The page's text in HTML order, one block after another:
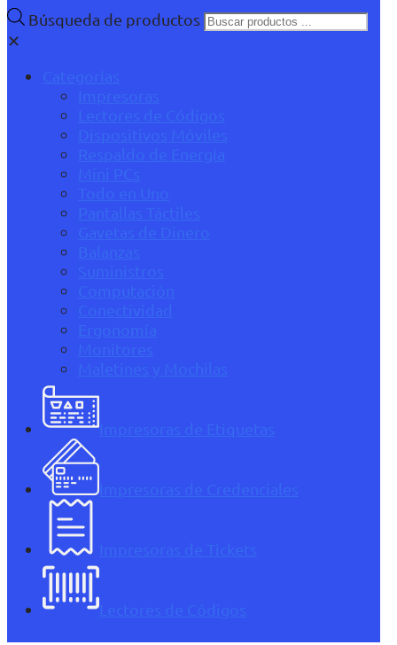
Búsqueda de productos
✕
Categorías
Impresoras
Lectores de Códigos
Dispositivos Móviles
Respaldo de Energía
Mini PCs
Todo en Uno
Pantallas Táctiles
Gavetas de Dinero
Balanzas
Suministros
Computación
Conectividad
Ergonomía
Monitores
Maletines y Mochilas
Impresoras de Etiquetas
Impresoras de Credenciales
Impresoras de Tickets
Lectores de Códigos